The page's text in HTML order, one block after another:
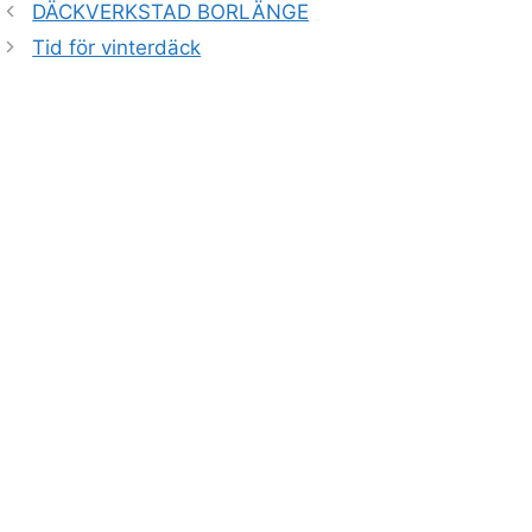
DÄCKVERKSTAD BORLÄNGE
Tid för vinterdäck